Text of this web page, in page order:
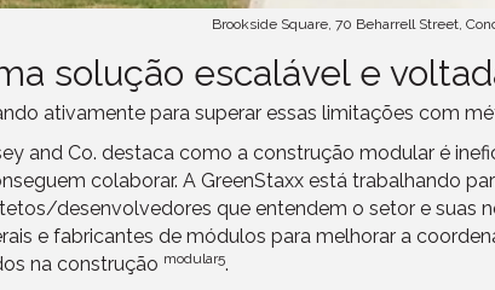
Brookside Square, 70 Beharrell Street,
solução escalável e
ativamente para superar essas limitações com
and Co. destaca como a construção modular é
colaborar. A GreenStaxx está trabalhando
desenvolvedores que entendem o setor e suas
e fabricantes de módulos para melhorar a
na construção modular5.